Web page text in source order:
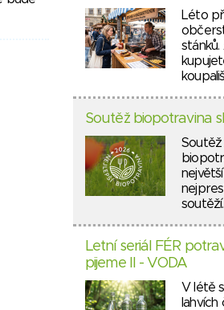
Léto
stánků.
Soutěž biopotravina
Soutěž
Letní seriál FÉR
pijeme II - VODA
V létě
lahvích